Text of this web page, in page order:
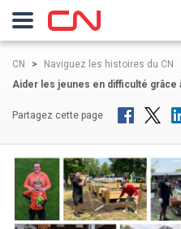
CN > Naviguez les histoires du CN
Aider les jeunes en difficulté grâce
Partagez cette page